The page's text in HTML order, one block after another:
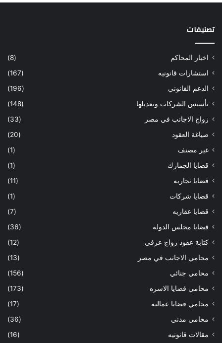
تصنيفات
اخبار المحاكم
(8)
استشارات قانونيه
(167)
الدعم القانوني
(196)
تأسيس الشركات وتعديلها
(148)
زواج الاجانب في مصر
(33)
صياغة العقود
(20)
غير مصنف
(1)
قضايا الجمارك
(1)
قضايا تجاريه
(11)
قضايا شركات
(1)
قضايا عقاريه
(7)
قضايا مجلس الدوله
(36)
كتابة عقود زواج عرفي
(12)
محامي الاجانب في مصر
(13)
محامي جنائي
(156)
محامي قضايا الاسره
(173)
محامي قضايا عماليه
(17)
محامي مدني
(36)
مقالات قانونيه
(16)